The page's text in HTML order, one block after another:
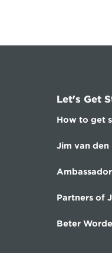
Let's Get
How to get
Jim van den
Partners of
Beter